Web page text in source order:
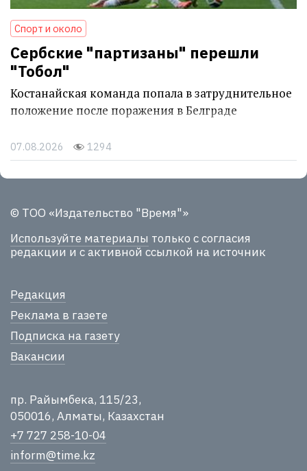
Спорт и около
Сербские "партизаны" перешли
"Тобол"
Костанайская команда попала в затруднительное
положение после поражения в Белграде
07.08.2026 1294
© ТОО «Издательство "Время"»
Используйте материалы только с согласия
редакции и с активной ссылкой на источник
Редакция
Реклама в газете
Подписка на газету
Вакансии
пр. Райымбека, 115/23,
050016, Алматы, Казахстан
+7 727 258-10-04
inform@time.kz